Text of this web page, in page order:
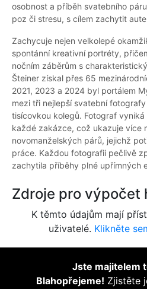
osobnost a příběh svatebního
poz či stresu, s cílem zachytit
Zachycuje nejen velkolepé
spontánní kreativní portréty,
nočním záběrům s
Šteiner získal přes 65
2021, 2023 a 2024 byl portálem
mezi tři nejlepší svatební
tisícovkou kolegů. Fotograf
každé zakázce, což ukazuje více
novomanželských párů, jejichž
práce. Každou fotografii pečlivě
zachytila příběhy plné upřímných
Zdroje pro výpočet
K těmto údajům mají
uživatelé. Klikněte
Jste majitelem
Blahopřejeme! Zjistěte